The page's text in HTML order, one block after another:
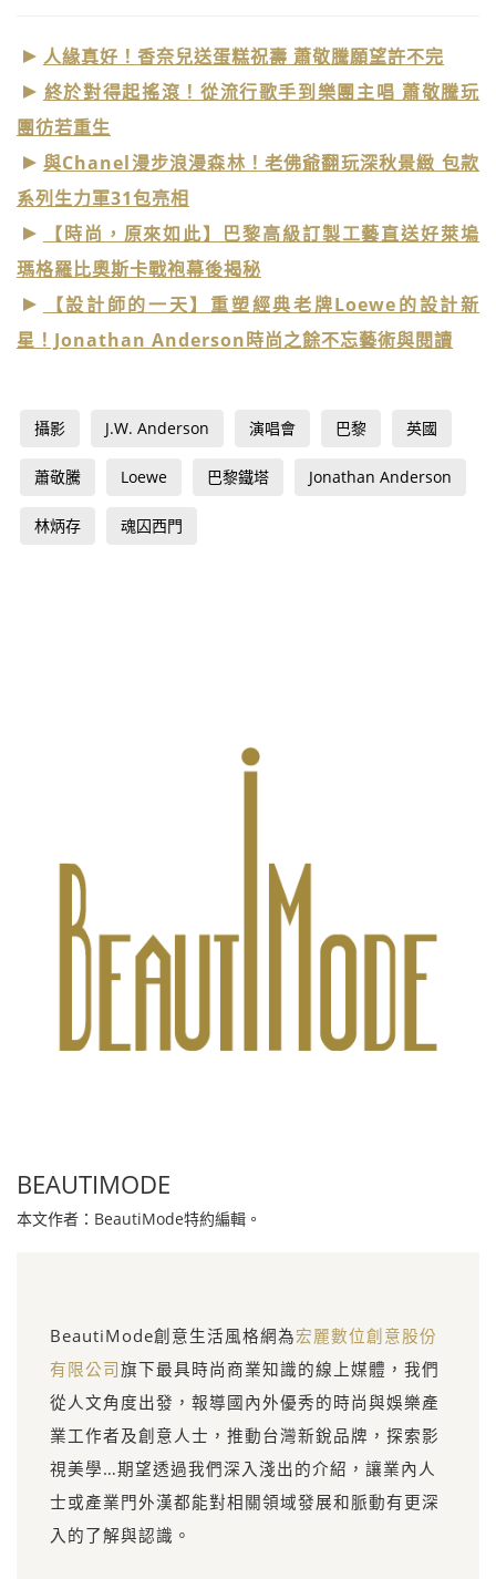
人緣真好！香奈兒送蛋糕祝壽 蕭敬騰願望許不完
終於對得起搖滾！從流行歌手到樂團主唱 蕭敬騰玩
團彷若重生
與Chanel漫步浪漫森林！老佛爺翻玩深秋景緻 包款
系列生力軍31包亮相
【時尚，原來如此】巴黎高級訂製工藝直送好萊塢
瑪格羅比奧斯卡戰袍幕後揭秘
【設計師的一天】重塑經典老牌Loewe的設計新
星！Jonathan Anderson時尚之餘不忘藝術與閱讀
攝影 J.W. Anderson 演唱會 巴黎 英國
蕭敬騰 Loewe 巴黎鐵塔 Jonathan Anderson
林炳存 魂囚西門
BEAUTIMODE
本文作者：BeautiMode特約編輯。
BeautiMode創意生活風格網為宏麗數位創意股份
有限公司旗下最具時尚商業知識的線上媒體，我們
從人文角度出發，報導國內外優秀的時尚與娛樂產
業工作者及創意人士，推動台灣新銳品牌，探索影
視美學…期望透過我們深入淺出的介紹，讓業內人
士或產業門外漢都能對相關領域發展和脈動有更深
入的了解與認識。